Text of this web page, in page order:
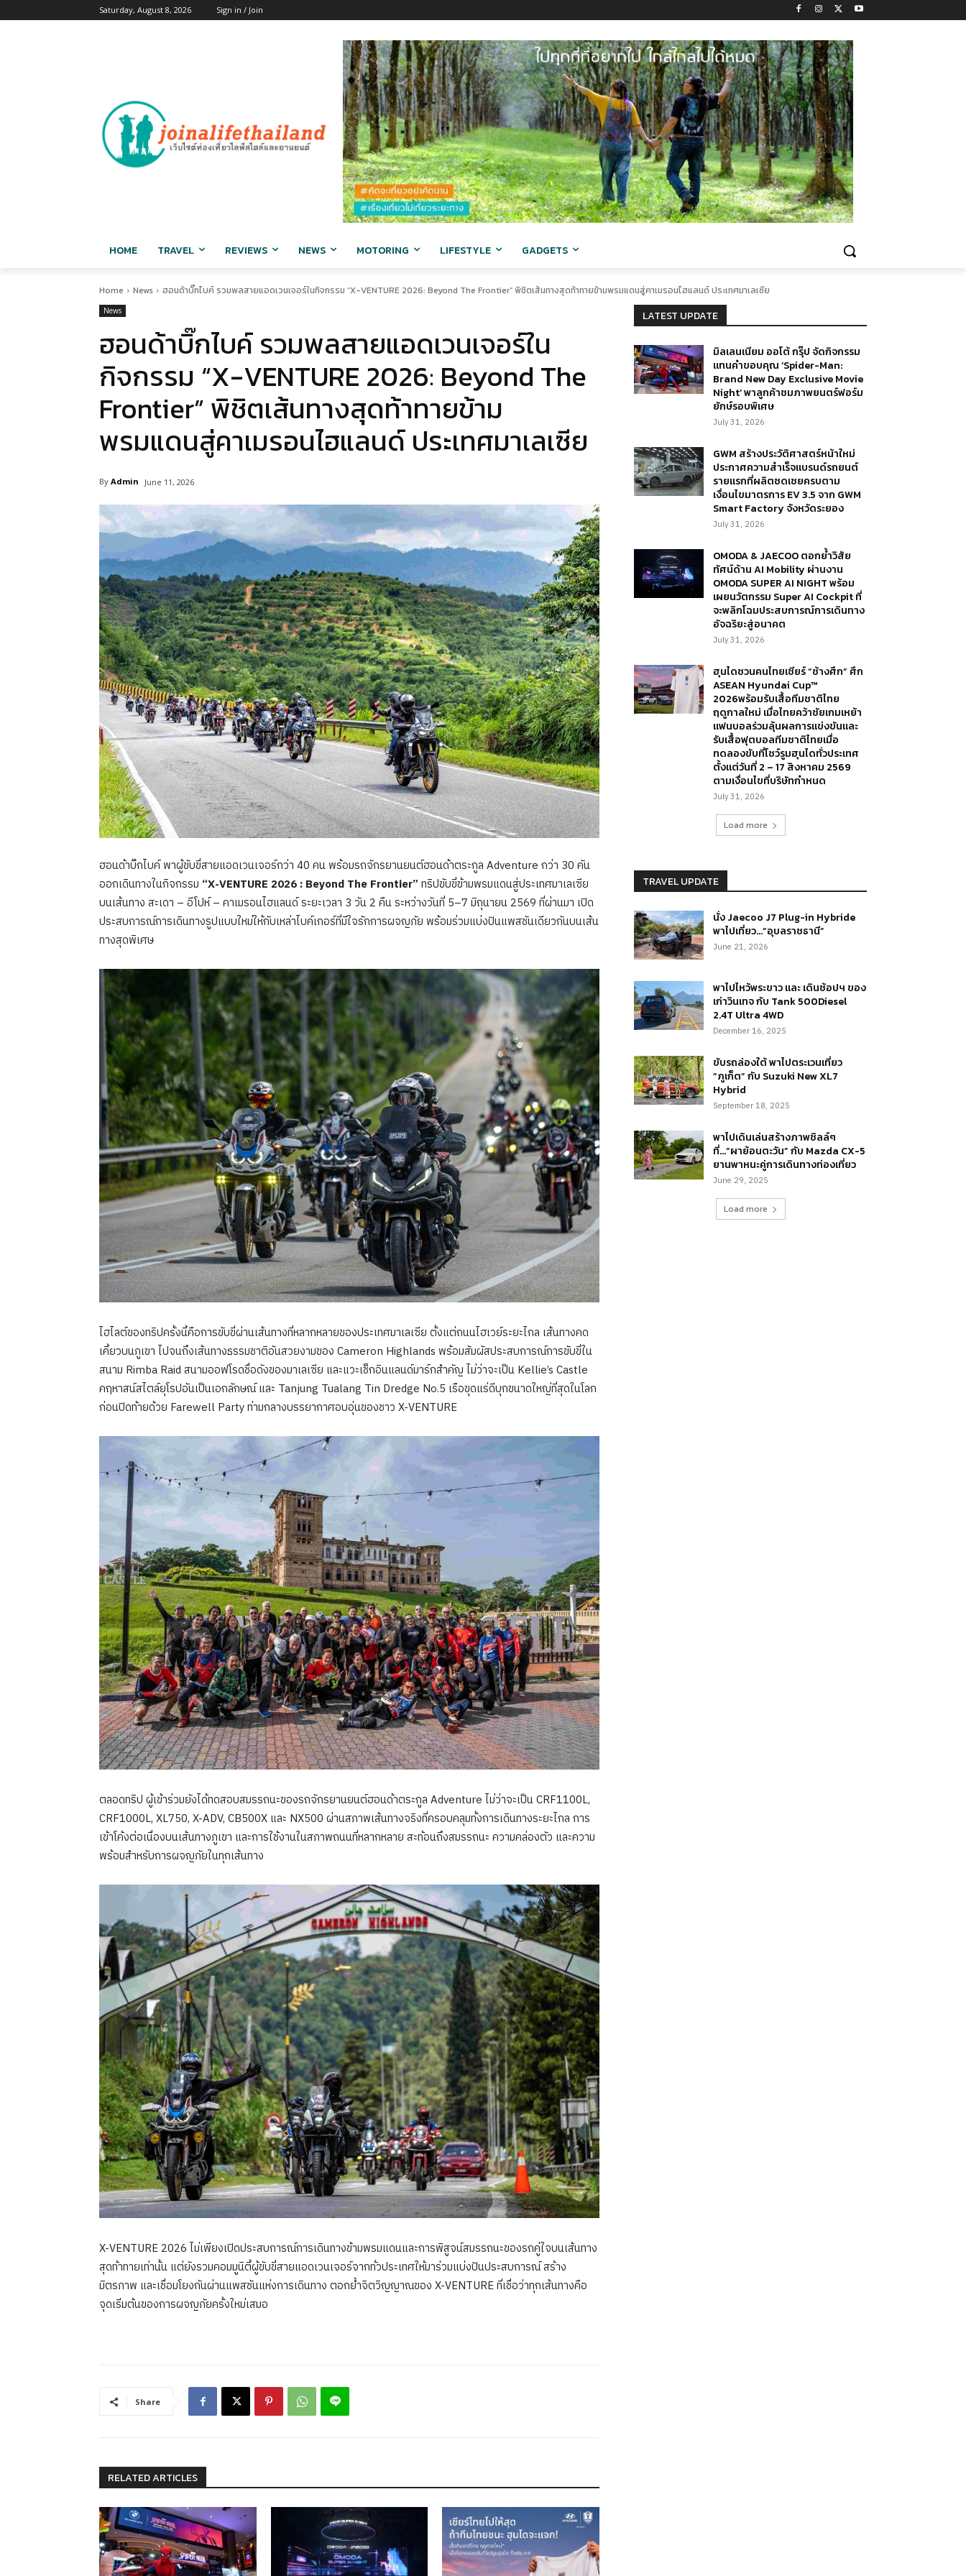
Saturday, August 8, 2026 Sign in / Join
HOME TRAVEL REVIEWS NEWS MOTORING LIFESTYLE GADGETS
Home News ฮอนด้าบิ๊กไบค์ รวมพลสายแอดเวนเจอร์ในกิจกรรม “X-VENTURE 2026: Beyond The Frontier” พิชิตเส้นทางสุดท้าทายข้ามพรมแดนสู่คาเมรอนไฮแลนด์ ประเทศมาเลเซีย
News
ฮอนด้าบิ๊กไบค์ รวมพลสายแอดเวนเจอร์ใน
กิจกรรม “X-VENTURE 2026: Beyond The
Frontier” พิชิตเส้นทางสุดท้าทายข้าม
พรมแดนสู่คาเมรอนไฮแลนด์ ประเทศมาเลเซีย
By Admin June 11, 2026
ฮอนด้าบิ๊กไบค์ พาผู้ขับขี่สายแอดเวนเจอร์กว่า 40 คน พร้อมรถจักรยานยนต์ฮอนด้าตระกูล Adventure กว่า 30 คัน
ออกเดินทางในกิจกรรม “X-VENTURE 2026 : Beyond The Frontier” ทริปขับขี่ข้ามพรมแดนสู่ประเทศมาเลเซีย
บนเส้นทาง สะเดา – อีโปห์ – คาเมรอนไฮแลนด์ ระยะเวลา 3 วัน 2 คืน ระหว่างวันที่ 5–7 มิถุนายน 2569 ที่ผ่านมา เปิด
ประสบการณ์การเดินทางรูปแบบใหม่ให้กับเหล่าไบค์เกอร์ที่มีใจรักการผจญภัย พร้อมร่วมแบ่งปันแพสชันเดียวกันบนเส้น
ทางสุดพิเศษ
ไฮไลต์ของทริปครั้งนี้คือการขับขี่ผ่านเส้นทางที่หลากหลายของประเทศมาเลเซีย ตั้งแต่ถนนไฮเวย์ระยะไกล เส้นทางคด
เคี้ยวบนภูเขา ไปจนถึงเส้นทางธรรมชาติอันสวยงามของ Cameron Highlands พร้อมสัมผัสประสบการณ์การขับขี่ใน
สนาม Rimba Raid สนามออฟโรดชื่อดังของมาเลเซีย และแวะเช็กอินแลนด์มาร์กสำคัญ ไม่ว่าจะเป็น Kellie’s Castle
คฤหาสน์สไตล์ยุโรปอันเป็นเอกลักษณ์ และ Tanjung Tualang Tin Dredge No.5 เรือขุดแร่ดีบุกขนาดใหญ่ที่สุดในโลก
ก่อนปิดท้ายด้วย Farewell Party ท่ามกลางบรรยากาศอบอุ่นของชาว X-VENTURE
ตลอดทริป ผู้เข้าร่วมยังได้ทดสอบสมรรถนะของรถจักรยานยนต์ฮอนด้าตระกูล Adventure ไม่ว่าจะเป็น CRF1100L,
CRF1000L, XL750, X-ADV, CB500X และ NX500 ผ่านสภาพเส้นทางจริงที่ครอบคลุมทั้งการเดินทางระยะไกล การ
เข้าโค้งต่อเนื่องบนเส้นทางภูเขา และการใช้งานในสภาพถนนที่หลากหลาย สะท้อนถึงสมรรถนะ ความคล่องตัว และความ
พร้อมสำหรับการผจญภัยในทุกเส้นทาง
X-VENTURE 2026 ไม่เพียงเปิดประสบการณ์การเดินทางข้ามพรมแดนและการพิสูจน์สมรรถนะของรถคู่ใจบนเส้นทาง
สุดท้าทายเท่านั้น แต่ยังรวมคอมมูนิตี้ผู้ขับขี่สายแอดเวนเจอร์จากทั่วประเทศให้มาร่วมแบ่งปันประสบการณ์ สร้าง
มิตรภาพ และเชื่อมโยงกันผ่านแพสชันแห่งการเดินทาง ตอกย้ำจิตวิญญาณของ X-VENTURE ที่เชื่อว่าทุกเส้นทางคือ
จุดเริ่มต้นของการผจญภัยครั้งใหม่เสมอ
Share
RELATED ARTICLES
LATEST UPDATE
มิลเลนเนียม ออโต้ กรุ๊ป จัดกิจกรรม
แทนคำขอบคุณ ‘Spider-Man:
Brand New Day Exclusive Movie
Night’ พาลูกค้าชมภาพยนตร์ฟอร์ม
ยักษ์รอบพิเศษ
July 31, 2026
GWM สร้างประวัติศาสตร์หน้าใหม่
ประกาศความสำเร็จแบรนด์รถยนต์
รายแรกที่ผลิตชดเชยครบตาม
เงื่อนไขมาตรการ EV 3.5 จาก GWM
Smart Factory จังหวัดระยอง
July 31, 2026
OMODA & JAECOO ตอกย้ำวิสัย
ทัศน์ด้าน AI Mobility ผ่านงาน
OMODA SUPER AI NIGHT พร้อม
เผยนวัตกรรม Super AI Cockpit ที่
จะพลิกโฉมประสบการณ์การเดินทาง
อัจฉริยะสู่อนาคต
July 31, 2026
ฮุนไดชวนคนไทยเชียร์ “ช้างศึก” ศึก
ASEAN Hyundai Cup™
2026พร้อมรับเสื้อทีมชาติไทย
ฤดูกาลใหม่ เมื่อไทยคว้าชัยเกมเหย้า
แฟนบอลร่วมลุ้นผลการแข่งขันและ
รับเสื้อฟุตบอลทีมชาติไทยเมื่อ
ทดลองขับที่โชว์รูมฮุนไดทั่วประเทศ
ตั้งแต่วันที่ 2 – 17 สิงหาคม 2569
ตามเงื่อนไขที่บริษัทกำหนด
July 31, 2026
Load more
TRAVEL UPDATE
นั่ง Jaecoo J7 Plug-in Hybride
พาไปเที่ยว…”อุบลราชธานี”
June 21, 2026
พาไปไหว้พระขาว และ เดินช้อปฯ ของ
เก่าวินเทจ กับ Tank 500Diesel
2.4T Ultra 4WD
December 16, 2025
ขับรถล่องใต้ พาไปตระเวนเที่ยว
“ภูเก็ต” กับ Suzuki New XL7
Hybrid
September 18, 2025
พาไปเดินเล่นสร้างภาพชิลล์ๆ
ที่…“ผาย้อนตะวัน” กับ Mazda CX-5
ยานพาหนะคู่การเดินทางท่องเที่ยว
June 29, 2025
Load more